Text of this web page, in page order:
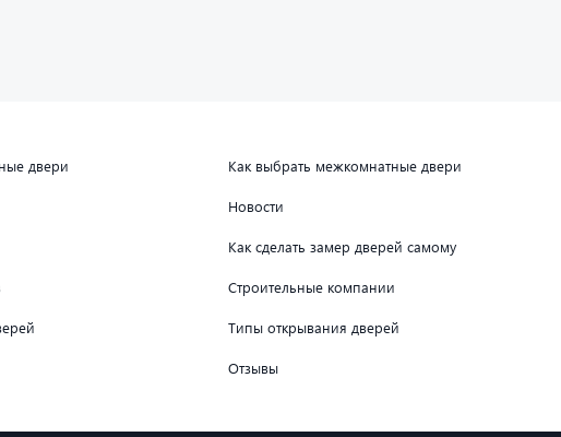
двери Как выбрать межкомнатные двери
Новости
Как сделать замер дверей самому
Строительные компании
Типы открывания дверей
Отзывы